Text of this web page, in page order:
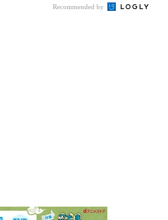
Recommended by